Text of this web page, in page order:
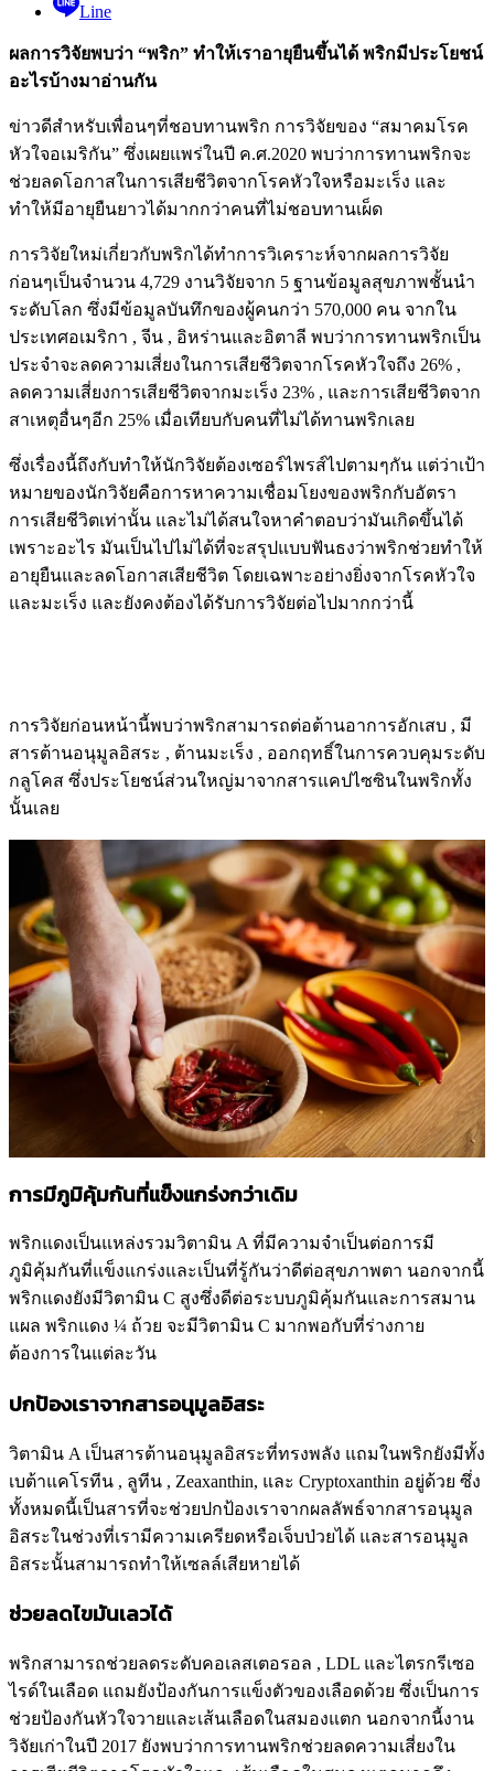
Line
ผลการวิจัยพบว่า “พริก” ทำให้เราอายุยืนขึ้นได้ พริกมีประโยชน์
อะไรบ้างมาอ่านกัน
ข่าวดีสำหรับเพื่อนๆที่ชอบทานพริก การวิจัยของ “สมาคมโรค
หัวใจอเมริกัน” ซึ่งเผยแพร่ในปี ค.ศ.2020 พบว่าการทานพริกจะ
ช่วยลดโอกาสในการเสียชีวิตจากโรคหัวใจหรือมะเร็ง และ
ทำให้มีอายุยืนยาวได้มากกว่าคนที่ไม่ชอบทานเผ็ด
การวิจัยใหม่เกี่ยวกับพริกได้ทำการวิเคราะห์จากผลการวิจัย
ก่อนๆเป็นจำนวน 4,729 งานวิจัยจาก 5 ฐานข้อมูลสุขภาพชั้นนำ
ระดับโลก ซึ่งมีข้อมูลบันทึกของผู้คนกว่า 570,000 คน จากใน
ประเทศอเมริกา , จีน , อิหร่านและอิตาลี พบว่าการทานพริกเป็น
ประจำจะลดความเสี่ยงในการเสียชีวิตจากโรคหัวใจถึง 26% ,
ลดความเสี่ยงการเสียชีวิตจากมะเร็ง 23% , และการเสียชีวิตจาก
สาเหตุอื่นๆอีก 25% เมื่อเทียบกับคนที่ไม่ได้ทานพริกเลย
ซึ่งเรื่องนี้ถึงกับทำให้นักวิจัยต้องเซอร์ไพรส์ไปตามๆกัน แต่ว่าเป้า
หมายของนักวิจัยคือการหาความเชื่อมโยงของพริกกับอัตรา
การเสียชีวิตเท่านั้น และไม่ได้สนใจหาคำตอบว่ามันเกิดขึ้นได้
เพราะอะไร มันเป็นไปไม่ได้ที่จะสรุปแบบฟันธงว่าพริกช่วยทำให้
อายุยืนและลดโอกาสเสียชีวิต โดยเฉพาะอย่างยิ่งจากโรคหัวใจ
และมะเร็ง และยังคงต้องได้รับการวิจัยต่อไปมากกว่านี้
การวิจัยก่อนหน้านี้พบว่าพริกสามารถต่อต้านอาการอักเสบ , มี
สารต้านอนุมูลอิสระ , ต้านมะเร็ง , ออกฤทธิ์ในการควบคุมระดับ
กลูโคส ซึ่งประโยชน์ส่วนใหญ่มาจากสารแคปไซซินในพริกทั้ง
นั้นเลย
การมีภูมิคุ้มกันที่แข็งแกร่งกว่าเดิม
พริกแดงเป็นแหล่งรวมวิตามิน A ที่มีความจำเป็นต่อการมี
ภูมิคุ้มกันที่แข็งแกร่งและเป็นที่รู้กันว่าดีต่อสุขภาพตา นอกจากนี้
พริกแดงยังมีวิตามิน C สูงซึ่งดีต่อระบบภูมิคุ้มกันและการสมาน
แผล พริกแดง ¼ ถ้วย จะมีวิตามิน C มากพอกับที่ร่างกาย
ต้องการในแต่ละวัน
ปกป้องเราจากสารอนุมูลอิสระ
วิตามิน A เป็นสารต้านอนุมูลอิสระที่ทรงพลัง แถมในพริกยังมีทั้ง
เบต้าแคโรทีน , ลูทีน , Zeaxanthin, และ Cryptoxanthin อยู่ด้วย ซึ่ง
ทั้งหมดนี้เป็นสารที่จะช่วยปกป้องเราจากผลลัพธ์จากสารอนุมูล
อิสระในช่วงที่เรามีความเครียดหรือเจ็บป่วยได้ และสารอนุมูล
อิสระนั้นสามารถทำให้เซลล์เสียหายได้
ช่วยลดไขมันเลวได้
พริกสามารถช่วยลดระดับคอเลสเตอรอล , LDL และไตรกรีเซอ
ไรด์ในเลือด แถมยังป้องกันการแข็งตัวของเลือดด้วย ซึ่งเป็นการ
ช่วยป้องกันหัวใจวายและเส้นเลือดในสมองแตก นอกจากนี้งาน
วิจัยเก่าในปี 2017 ยังพบว่าการทานพริกช่วยลดความเสี่ยงใน